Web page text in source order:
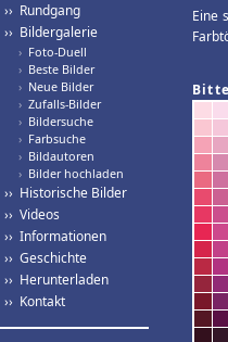
›› Rundgang
›› Bildergalerie
› Foto-Duell
› Beste Bilder
› Neue Bilder
› Zufalls-Bilder
› Bildersuche
› Farbsuche
› Bildautoren
› Bilder hochladen
›› Historische Bilder
›› Videos
›› Informationen
›› Geschichte
›› Herunterladen
›› Kontakt
Eine